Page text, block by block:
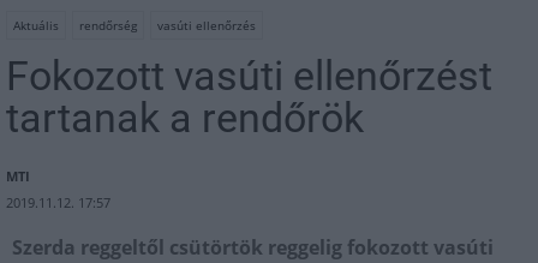
Aktuális rendőrség vasúti ellenőrzés
Fokozott vasúti ellenőrzést
tartanak a rendőrök
MTI
2019.11.12. 17:57
Szerda reggeltől csütörtök reggelig fokozott vasúti